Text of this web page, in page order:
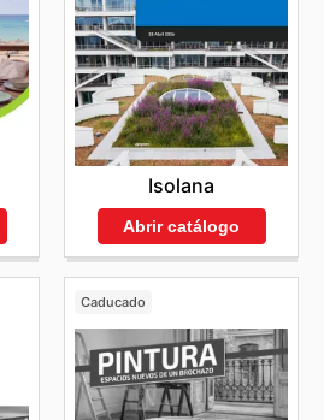
Isolana
Abrir catálogo
Caducado